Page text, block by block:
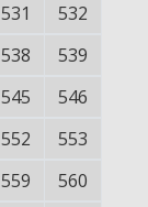
531
532
538
539
545
546
552
553
559
560